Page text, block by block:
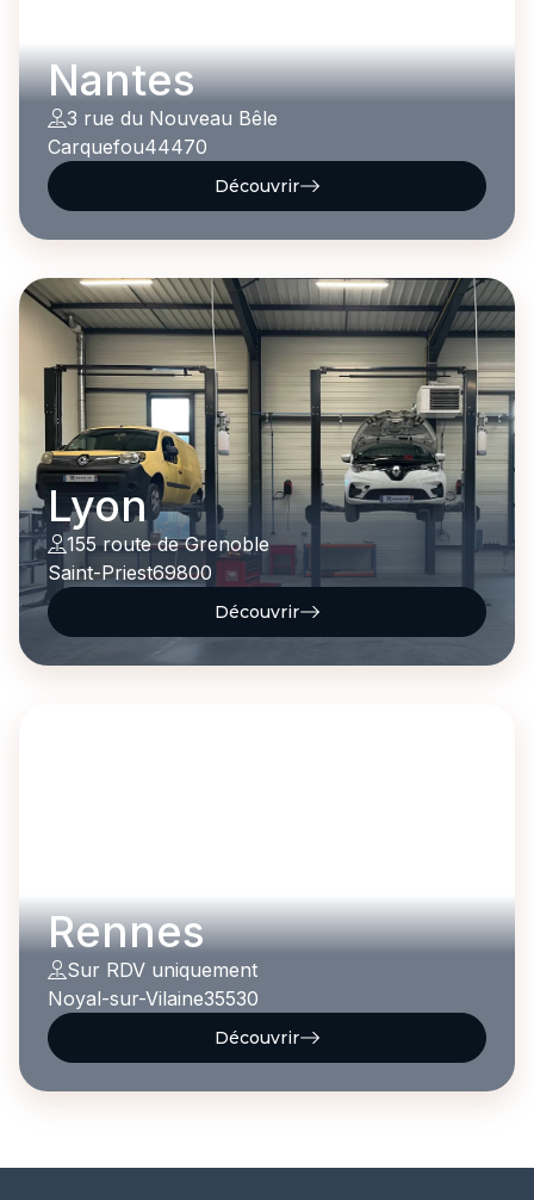
Nantes
3 rue du Nouveau Bêle
Carquefou44470
Découvrir
Lyon
155 route de Grenoble
Saint-Priest69800
Découvrir
Rennes
Sur RDV uniquement
Noyal-sur-Vilaine35530
Découvrir